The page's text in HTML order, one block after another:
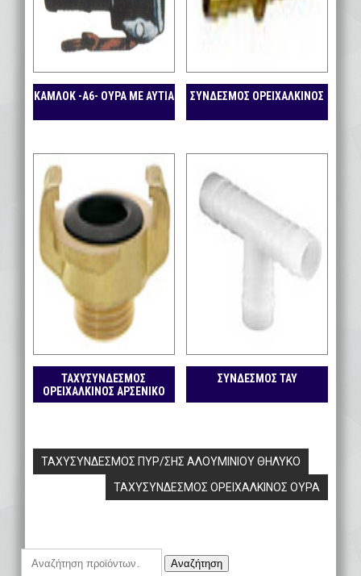
ΚΑΜΛΟΚ -Α6- ΟΥΡΑ ΜΕ ΑΥΤΙΑ ΣΥΝΔΕΣΜΟΣ ΟΡΕΙΧΑΛΚΙΝΟΣ
ΤΑΧΥΣΥΝΔΕΣΜΟΣ
ΟΡΕΙΧΑΛΚΙΝΟΣ ΑΡΣΕΝΙΚΟ
ΣΥΝΔΕΣΜΟΣ ΤΑΥ
Πλοήγηση
ΤΑΧΥΣΥΝΔΕΣΜΟΣ ΠΥΡ/ΣΗΣ ΑΛΟΥΜΙΝΙΟΥ ΘΗΛΥΚΟ
ΤΑΧΥΣΥΝΔΕΣΜΟΣ ΟΡΕΙΧΑΛΚΙΝΟΣ ΟΥΡΑ
Αναζήτηση
Αναζήτηση